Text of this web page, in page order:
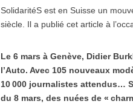
SolidaritéS est en Suisse un
siècle. Il a publié cet article à
Le 6 mars à Genève, Didier
l’Auto. Avec 105 nouveaux
10 000 journalistes attendus…
du 8 mars, des nuées de «